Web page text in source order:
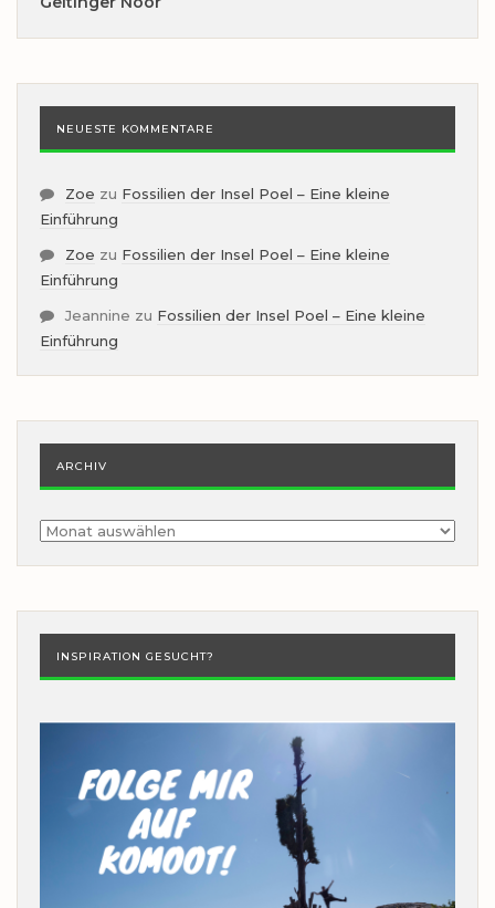
NEUESTE KOMMENTARE
Zoe zu Fossilien der Insel Poel – Eine kleine
Einführung
Zoe zu Fossilien der Insel Poel – Eine kleine
Einführung
Jeannine zu Fossilien der Insel Poel – Eine kleine
Einführung
ARCHIV
Archiv
INSPIRATION GESUCHT?